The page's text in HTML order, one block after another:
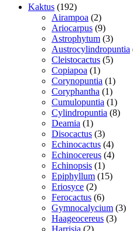
Kaktus 192192
varer
Airampoa 22
varer
Ariocarpus 99
varer
Astrophytum 33
varer
Austrocylindropuntia
Cleistocactus 55
Copiapoa 11
vare
Corynopuntia 11
vare
Coryphantha 11
vare
Cumulopuntia 11
vare
Cylindropuntia 88
Deamia 11
vare
Disocactus 33
varer
Echinocactus 44
varer
Echinocereus 44
Echinopsis 11
vare
Epiphyllum 1515
Eriosyce 22
varer
Ferocactus 66
varer
Gymnocalycium 33
Haageocereus 33
Harrisia 22